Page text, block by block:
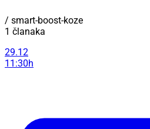
/ smart-boost-koze
1 članaka
29.12
11:30h